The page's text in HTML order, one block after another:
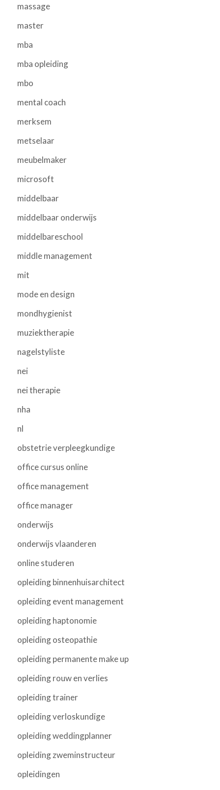
massage
master
mba
mba opleiding
mbo
mental coach
merksem
metselaar
meubelmaker
microsoft
middelbaar
middelbaar onderwijs
middelbareschool
middle management
mit
mode en design
mondhygienist
muziektherapie
nagelstyliste
nei
nei therapie
nha
nl
obstetrie verpleegkundige
office cursus online
office management
office manager
onderwijs
onderwijs vlaanderen
online studeren
opleiding binnenhuisarchitect
opleiding event management
opleiding haptonomie
opleiding osteopathie
opleiding permanente make up
opleiding rouw en verlies
opleiding trainer
opleiding verloskundige
opleiding weddingplanner
opleiding zweminstructeur
opleidingen